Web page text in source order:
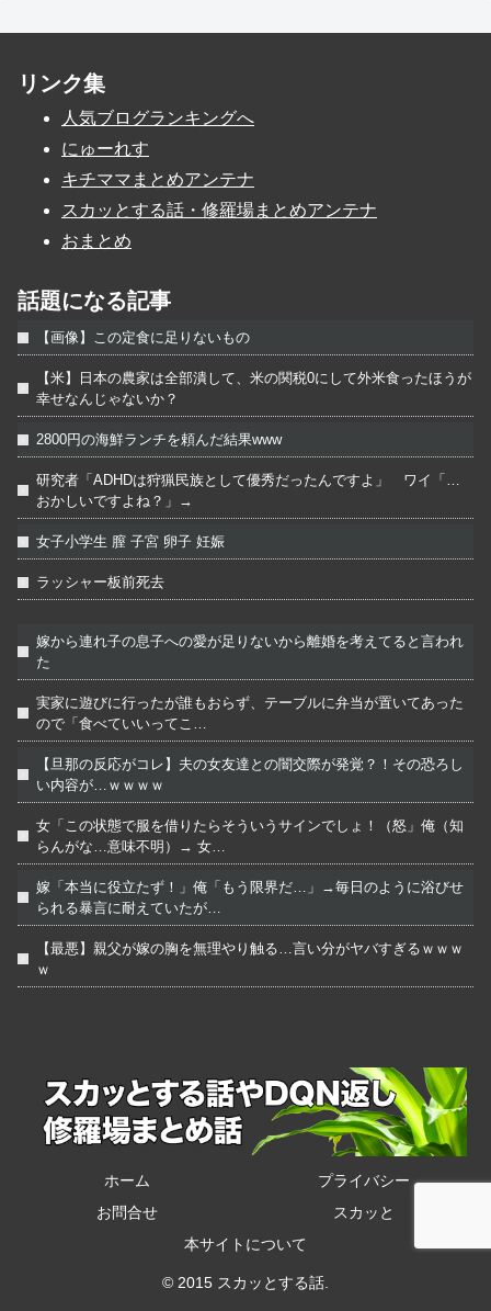
リンク集
人気ブログランキングへ
にゅーれす
キチママまとめアンテナ
スカッとする話・修羅場まとめアンテナ
おまとめ
話題になる記事
【画像】この定食に足りないもの
【米】日本の農家は全部潰して、米の関税0にして外米食ったほうが
幸せなんじゃないか？
2800円の海鮮ランチを頼んだ結果www
研究者「ADHDは狩猟民族として優秀だったんですよ」 ワイ「…
おかしいですよね？」→
女子小学生 膣 子宮 卵子 妊娠
ラッシャー板前死去
嫁から連れ子の息子への愛が足りないから離婚を考えてると言われ
た
実家に遊びに行ったが誰もおらず、テーブルに弁当が置いてあった
ので「食べていいってこ…
【旦那の反応がコレ】夫の女友達との闇交際が発覚？！その恐ろし
い内容が…ｗｗｗｗ
女「この状態で服を借りたらそういうサインでしょ！（怒」俺（知
らんがな…意味不明）→ 女…
嫁「本当に役立たず！」俺「もう限界だ…」→毎日のように浴びせ
られる暴言に耐えていたが…
【最悪】親父が嫁の胸を無理やり触る…言い分がヤバすぎるｗｗｗ
ｗ
ホーム
プライバシー
お問合せ
スカッと
本サイトについて
© 2015 スカッとする話.